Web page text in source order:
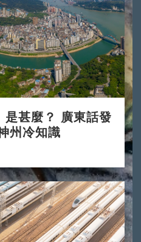
是甚麼？ 廣東話發
州冷知識